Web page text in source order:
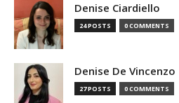
Denise Ciardiello
24 POSTS 0 COMMENTS
Denise De Vincenzo
27 POSTS 0 COMMENTS